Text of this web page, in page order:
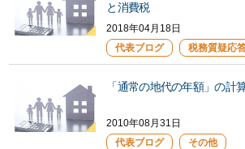
と消費税
2018年04月18日
代表ブログ
税務質疑応
「通常の地代の年額」の計
2010年08月31日
代表ブログ
その他